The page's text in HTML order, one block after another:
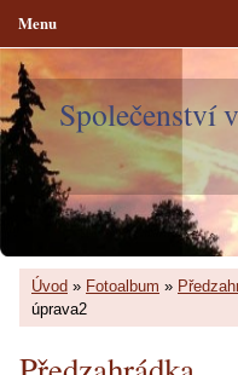
Společenství
Úvod » Fotoalbum »
úprava2
Menu